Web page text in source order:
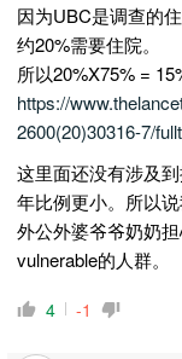
因为UBC是调查的
约20%需要住院。
所以20%X75% =
https://
2600(20)30316-7/
这里面还没有涉及
年比例更小。所以
外公外婆爷爷奶奶
vulnerable的人群。
4 -1